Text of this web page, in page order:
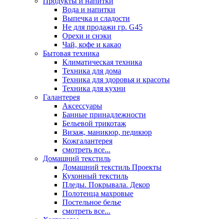
Вода и напитки
Выпечка и сладости
Не для продажи гр. G45
Орехи и снэки
Чай, кофе и какао
Бытовая техника
Климатическая техника
Техника для дома
Техника для здоровья и красоты
Техника для кухни
Галантерея
Аксессуары
Банные принадлежности
Бельевой трикотаж
Визаж, маникюр, педикюр
Кожгалантерея
смотреть все...
Домашний текстиль
Домашний текстиль Проекты
Кухонный текстиль
Пледы. Покрывала. Декор
Полотенца махровые
Постельное белье
смотреть все...